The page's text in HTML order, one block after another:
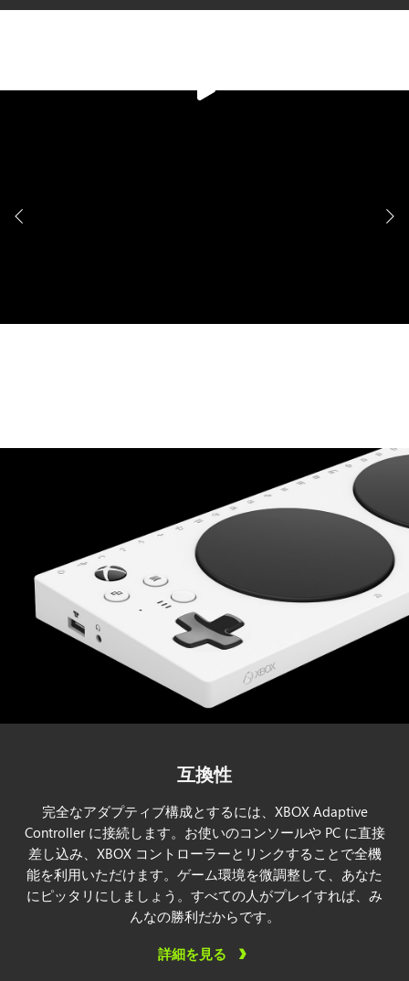
互換性
完全なアダプティブ構成とするには、XBOX Adaptive
Controller に接続します。お使いのコンソールや PC に直接
差し込み、XBOX コントローラーとリンクすることで全機
能を利用いただけます。ゲーム環境を微調整して、あなた
にピッタリにしましょう。すべての人がプレイすれば、み
んなの勝利だからです。
詳細を見る